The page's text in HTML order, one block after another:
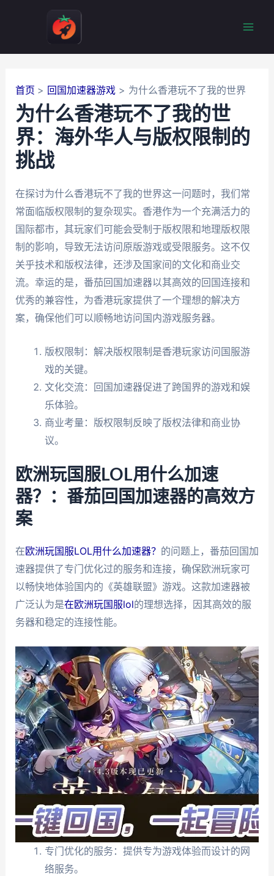
首页 回国加速器游戏 为什么香港玩不了我的世界
为什么香港玩不了我的世
界：海外华人与版权限制的
挑战
在探讨为什么香港玩不了我的世界这一问题时，我们常
常面临版权限制的复杂现实。香港作为一个充满活力的
国际都市，其玩家们可能会受制于版权限和地理版权限
制的影响，导致无法访问原版游戏或受限服务。这不仅
关乎技术和版权法律，还涉及国家间的文化和商业交
流。幸运的是，番茄回国加速器以其高效的回国连接和
优秀的兼容性，为香港玩家提供了一个理想的解决方
案，确保他们可以顺畅地访问国内游戏服务器。
版权限制：解决版权限制是香港玩家访问国服游
戏的关键。
文化交流：回国加速器促进了跨国界的游戏和娱
乐体验。
商业考量：版权限制反映了版权法律和商业协
议。
欧洲玩国服LOL用什么加速
器？：番茄回国加速器的高效方
案
在欧洲玩国服LOL用什么加速器？ 的问题上，番茄回国加
速器提供了专门优化过的服务和连接，确保欧洲玩家可
以畅快地体验国内的《英雄联盟》游戏。这款加速器被
广泛认为是在欧洲玩国服lol的理想选择，因其高效的服
务器和稳定的连接性能。
专门优化的服务：提供专为游戏体验而设计的网
络服务。